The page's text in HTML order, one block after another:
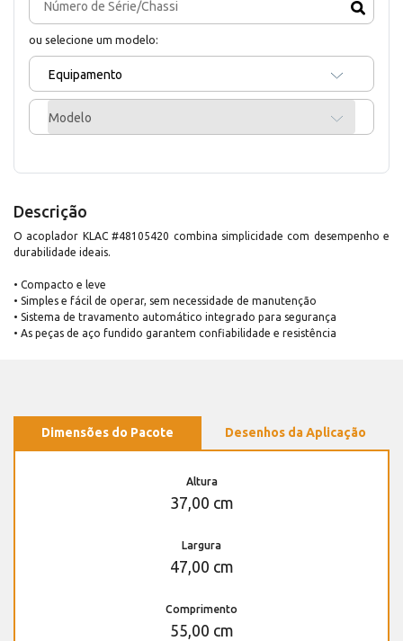
ou selecione um modelo:
Equipamento
Modelo
Descrição
O acoplador KLAC #48105420 combina simplicidade com desempenho e
durabilidade ideais.
• Compacto e leve
• Simples e fácil de operar, sem necessidade de manutenção
• Sistema de travamento automático integrado para segurança
• As peças de aço fundido garantem confiabilidade e resistência
Dimensões do Pacote Desenhos da Aplicação
Altura
37,00 cm
Largura
47,00 cm
Comprimento
55,00 cm